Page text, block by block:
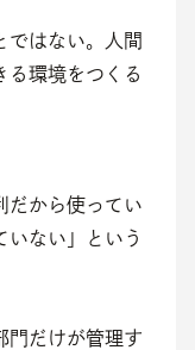
ではない。人間
る環境をつくる
だから使ってい
いない」という
門だけが管理す